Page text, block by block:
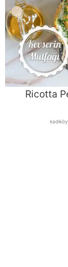
Ricotta